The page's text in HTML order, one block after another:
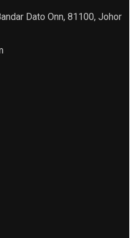
Dato Onn, 81100, Johor